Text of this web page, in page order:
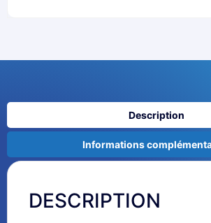
Description
Informations
DESCRIPTION